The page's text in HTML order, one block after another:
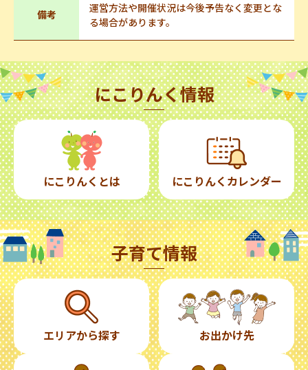
備考
運営方法や開催状況は今後予告なく変更とな
る場合があります。
にこりんく情報
にこりんくとは にこりんくカレンダー
子育て情報
エリアから探す お出かけ先